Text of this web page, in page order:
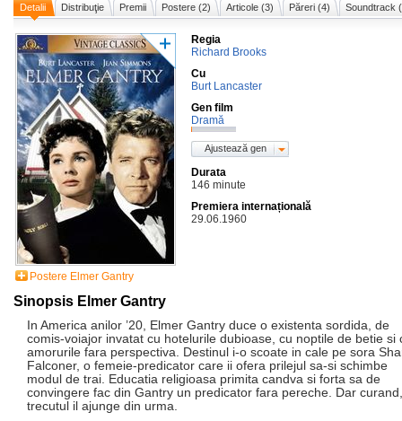
Detalii Distribuţie Premii Postere (2) Articole (3) Păreri (4) Soundtrack
Postere Elmer Gantry
Regia
Richard Brooks
Cu
Burt Lancaster
Gen film
Dramă
Ajustează gen
Durata
146 minute
Premiera internațională
29.06.1960
Sinopsis Elmer Gantry
In America anilor ’20, Elmer Gantry duce o existenta sordida, de
comis-voiajor invatat cu hotelurile dubioase, cu noptile de betie si
amorurile fara perspectiva. Destinul i-o scoate in cale pe sora
Falconer, o femeie-predicator care ii ofera prilejul sa-si schimbe
modul de trai. Educatia religioasa primita candva si forta sa de
convingere fac din Gantry un predicator fara pereche. Dar curand,
trecutul il ajunge din urma.